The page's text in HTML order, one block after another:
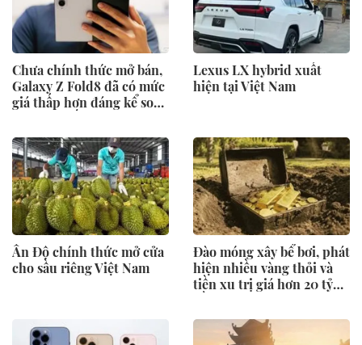
Chưa chính thức mở bán,
Galaxy Z Fold8 đã có mức
giá thấp hơn đáng kể so
Lexus LX hybrid xuất
hiện tại Việt Nam
Ấn Độ chính thức mở cửa
cho sầu riêng Việt Nam
Đào móng xây bể bơi, phát
hiện nhiều vàng thỏi và
tiền xu trị giá hơn 20 tỷ